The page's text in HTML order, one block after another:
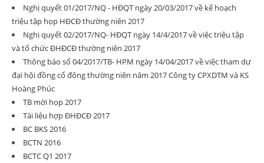
Nghị quyết 01/2017/NQ - HĐQT ngày 20/03/2017 về kế hoạch
triệu tập họp HĐCĐ thường niên 2017
Nghị quyết 02/2017/NQ- HĐQT ngày 14/4/2017 về việc triệu tập
và tổ chức ĐHĐCĐ thường niên 2017
Thông báo số 04/2017/TB- HPM ngày 14/04/2017 về việc tham dự
đại hội đồng cổ đông thường niên năm 2017 Công ty CPXDTM và KS
Hoàng Phúc
TB mời họp 2017
Tài liệu hợp ĐHĐCĐ 2017
BC BKS 2016
BCTN 2016
BCTC Q1 2017